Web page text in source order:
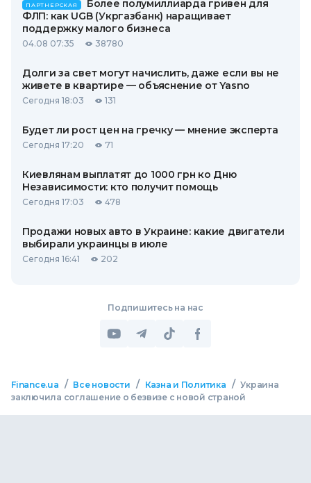
ПАРТНЕРСКАЯ
Более полумиллиарда гривен для
ФЛП: как UGB (Укргазбанк) наращивает
поддержку малого бизнеса
04.08 07:35 38780
Долги за свет могут начислить, даже если вы не
живете в квартире — объяснение от Yasno
Сегодня 18:03 131
Будет ли рост цен на гречку — мнение эксперта
Сегодня 17:20 71
Киевлянам выплатят до 1000 грн ко Дню
Независимости: кто получит помощь
Сегодня 17:03 478
Продажи новых авто в Украине: какие двигатели
выбирали украинцы в июле
Сегодня 16:41 202
Подпишитесь на нас
Finance.ua / Все новости / Казна и Политика / Украина
заключила соглашение о безвизе с новой страной